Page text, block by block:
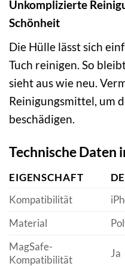
Unkomplizierte
Schönheit
Die Hülle lässt sich
Tuch reinigen. So
sieht aus wie neu.
Reinigungsmittel, um
beschädigen.
Technische Daten
EIGENSCHAFT
Kompatibilität
Material
MagSafe-
Kompatibilität
Ja